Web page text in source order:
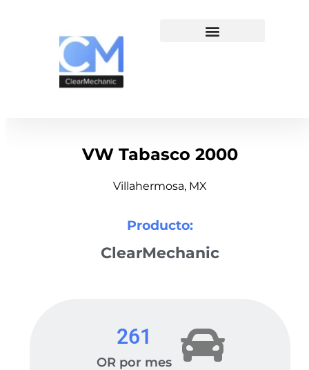
VW Tabasco 2000
Villahermosa, MX
Producto:
ClearMechanic
OR por mes
261